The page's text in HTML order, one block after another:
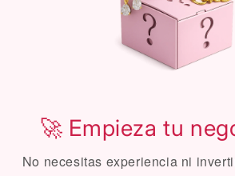
🚀 Empieza tu
No necesitas experiencia ni